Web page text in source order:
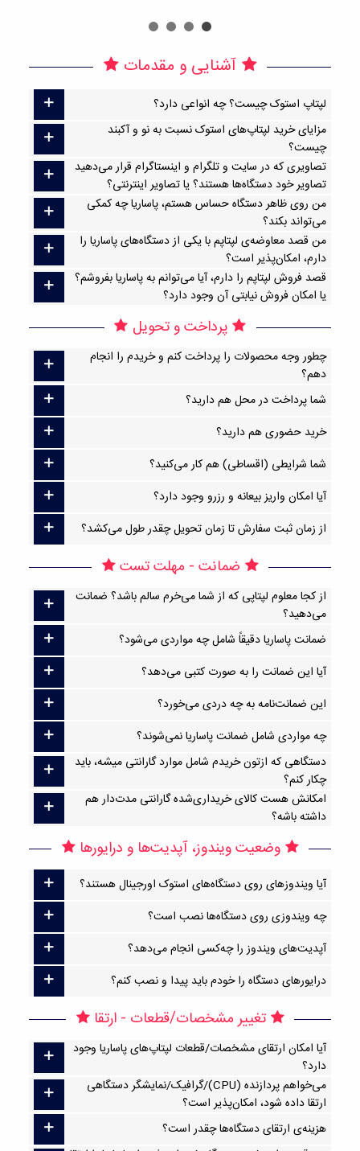
آشنایی و مقدمات
لپتاپ استوک چیست؟ چه انواعی دارد؟
مزایای خرید لپتاپ‌های استوک نسبت به نو و آکبند
چیست؟
تصاویری که در سایت و تلگرام و اینستاگرام قرار می‌دهید
تصاویر خود دستگاه‌ها هستند؟ یا تصاویر اینترنتی؟
من روی ظاهر دستگاه حساس هستم، پاساریا چه کمکی
می‌تواند بکند؟
من قصد معاوضه‌ی لپتاپم با یکی از دستگاه‌های پاساریا را
دارم، امکان‌پذیر است؟
قصد فروش لپتاپم را دارم، آیا می‌توانم به پاساریا بفروشم؟
یا امکان فروش نیابتی آن وجود دارد؟
پرداخت و تحویل
چطور وجه محصولات را پرداخت کنم و خریدم را انجام
دهم؟
شما پرداخت در محل هم دارید؟
خرید حضوری هم دارید؟
شما شرایطی (اقساطی) هم کار می‌کنید؟
آیا امکان واریز بیعانه و رزرو وجود دارد؟
از زمان ثبت سفارش تا زمان تحویل چقدر طول می‌کشد؟
ضمانت - مهلت تست
از کجا معلوم لپتاپی که از شما می‌خرم سالم باشد؟ ضمانت
می‌دهید؟
ضمانت پاساریا دقیقاً شامل چه مواردی می‌شود؟
آیا این ضمانت را به صورت کتبی می‌دهد؟
این ضمانت‌نامه به چه دردی می‌خورد؟
چه مواردی شامل ضمانت پاساریا نمی‌شوند؟
دستگاهی که ازتون خریدم شامل موارد گارانتی میشه، باید
چکار کنم؟
امکانش هست کالای خریداری‌شده گارانتی مدت‌دار هم
داشته باشه؟
وضعیت ویندوز، آپدیت‌ها و درایورها
آیا ویندوزهای روی دستگاه‌های استوک اورجینال هستند؟
چه ویندوزی روی دستگاه‌ها نصب است؟
آپدیت‌های ویندوز را چه‌کسی انجام می‌دهد؟
درایورهای دستگاه را خودم باید پیدا و نصب کنم؟
تغییر مشخصات/قطعات - ارتقا
آیا امکان ارتقا‌ی مشخصات/قطعات لپتاپ‌های پاساریا وجود
دارد؟
می‌خواهم پردازنده (CPU)/گرافیک/نمایشگر دستگاهی
ارتقا داده شود، امکان‌پذیر است؟
هزینه‌ی ارتقای دستگاه‌ها چقدر است؟